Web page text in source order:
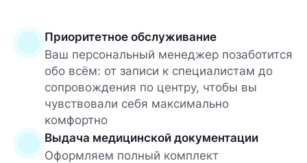
Приоритетное обслуживание
Ваш персональный менеджер позаботится
обо всём: от записи к специалистам до
сопровождения по центру, чтобы вы
чувствовали себя максимально
комфортно
Выдача медицинской документации
Оформляем полный комплект